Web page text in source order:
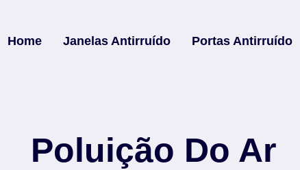
Home Janelas Antirruído Portas Antirruído
Poluição Do Ar